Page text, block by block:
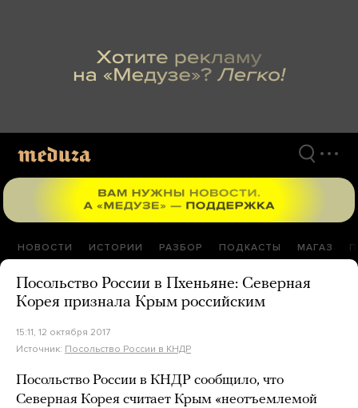
НОВОСТИ ИСТОРИИ РАЗБОР ПОДКАСТЫ МАГАЗ
Посольство России в Пхеньяне: Северная
Корея признала Крым российским
15:11, 12 октября 2017
Источник: Посольство России в КНДР
Посольство России в КНДР сообщило, что
Северная Корея считает Крым «неотъемлемой